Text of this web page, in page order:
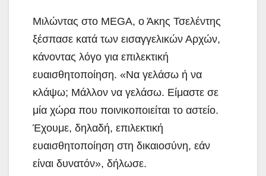
Μιλώντας στο MEGA, ο Άκης Τσελέντης
ξέσπασε κατά των εισαγγελικών Αρχών,
κάνοντας λόγο για επιλεκτική
ευαισθητοποίηση. «Να γελάσω ή να
κλάψω; Μάλλον να γελάσω. Είμαστε σε
μία χώρα που ποινικοποιείται το αστείο.
Έχουμε, δηλαδή, επιλεκτική
ευαισθητοποίηση στη δικαιοσύνη, εάν
είναι δυνατόν», δήλωσε.